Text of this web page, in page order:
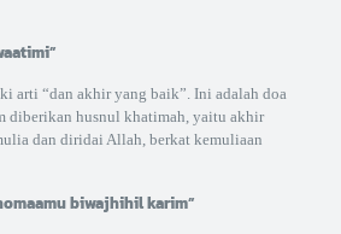
arti “dan akhir yang baik”. Ini adalah doa
diberikan husnul khatimah, yaitu akhir
dan diridai Allah, berkat kemuliaan
biwajhihil karim”